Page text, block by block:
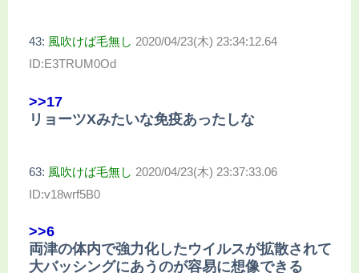
43: 風吹けば毛無し 2020/04/23(木) 23:34:12.64
ID:E3TRUM0Od
>>17
リョーツXみたいな免疫あったしな
63: 風吹けば毛無し 2020/04/23(木) 23:37:33.06
ID:v18wrf5B0
>>6
両津の体内で強力化したウイルスが拡散されて
大バッシングにあうのが容易に想像できる